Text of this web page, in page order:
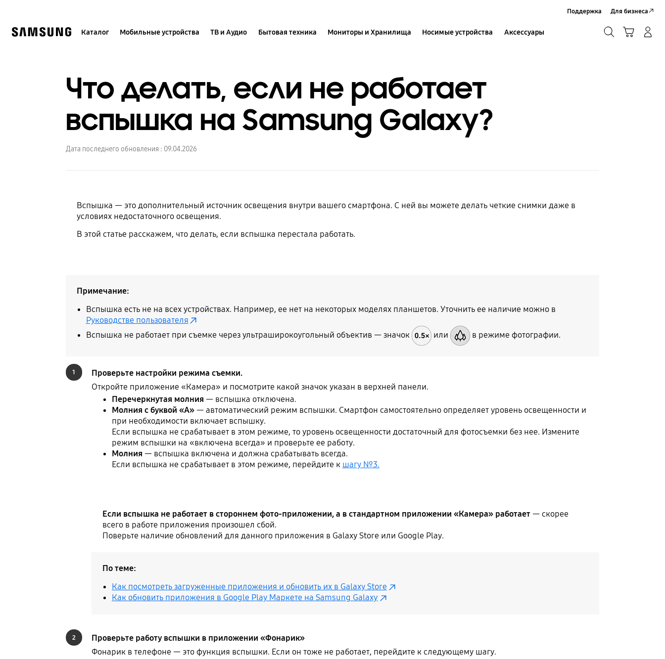
Каталог Мобильные устройства ТВ и Аудио Бытовая техника Мониторы и Хранилища Носимые устройства Аксессуары
Поддержка Для бизнеса
Что делать, если не работает
вспышка на Samsung Galaxy?
Дата последнего обновления : 09.04.2026
Вспышка — это дополнительный источник освещения внутри вашего смартфона. С ней вы можете делать четкие снимки даже в
условиях недостаточного освещения.
В этой статье расскажем, что делать, если вспышка перестала работать.
Примечание:
Вспышка есть не на всех устройствах. Например, ее нет на некоторых моделях планшетов. Уточнить ее наличие можно в
Руководстве пользователя
Вспышка не работает при съемке через ультраширокоугольный объектив — значок
или в режиме фотографии.
1
Проверьте настройки режима съемки.
Откройте приложение «Камера» и посмотрите какой значок указан в верхней панели.
Перечеркнутая молния — вспышка отключена.
Молния с буквой «А»— автоматический режим вспышки. Смартфон самостоятельно определяет уровень освещенности и
при необходимости включает вспышку.
Если вспышка не срабатывает в этом режиме, то уровень освещенности достаточный для фотосъемки без нее. Измените
режим вспышки на «включена всегда» и проверьте ее работу.
Молния — вспышка включена и должна срабатывать всегда.
Если вспышка не срабатывает в этом режиме, перейдите к шагу №3.
Если вспышка не работает в стороннем фото-приложении, а в стандартном приложении «Камера» работает — скорее
всего в работе приложения произошел сбой.
Поверьте наличие обновлений для данного приложения в Galaxy Store или Google Play.
По теме:
Как посмотреть загруженные приложения и обновить их в Galaxy Store
Как обновить приложения в Google Play Маркете на Samsung Galaxy
2
Проверьте работу вспышки в приложении «Фонарик»
Фонарик в телефоне — это функция вспышки. Если он тоже не работает, перейдите к следующему шагу.